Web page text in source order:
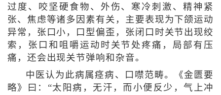
过度、咬坚硬食物、外伤、寒冷刺激、精神紧
张、焦虑等诸多因素有关，主要表现为下颌运动
异常，张口小，口型偏歪，张闭口时关节出现绞
索，张口和咀嚼运动时关节处疼痛，局部有压
痛，还会出现关节弹响和杂音。
中医认为此病属痉病、口噤范畴。《金匮要
略》曰：“太阳病，无汗，而小便反少，气上冲